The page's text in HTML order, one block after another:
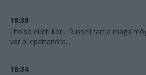
18:38
Utolsó előtti kör... Russell tartja maga
vár a lepattanóra...
18:34